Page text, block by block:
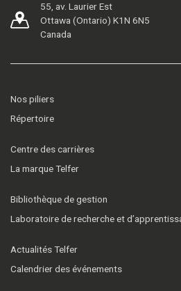
55, av. Laurier Est
Ottawa (Ontario) K1N 6N5
Canada
Nos piliers
Répertoire
Centre des carrières
La marque Telfer
Bibliothèque de gestion
Laboratoire de recherche et
Actualités Telfer
Calendrier des événements